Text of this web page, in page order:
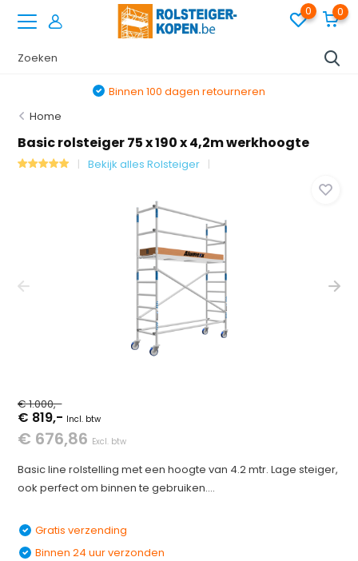
0 0
Binnen 100 dagen retourneren
Home
Basic rolsteiger 75 x 190 x 4,2m werkhoogte
Bekijk alles Rolsteiger
€ 1.000,-
€ 819,- Incl. btw
€ 676,86 Excl. btw
Basic line rolstelling met een hoogte van 4.2 mtr. Lage steiger,
ook perfect om binnen te gebruiken....
Gratis verzending
Binnen 24 uur verzonden